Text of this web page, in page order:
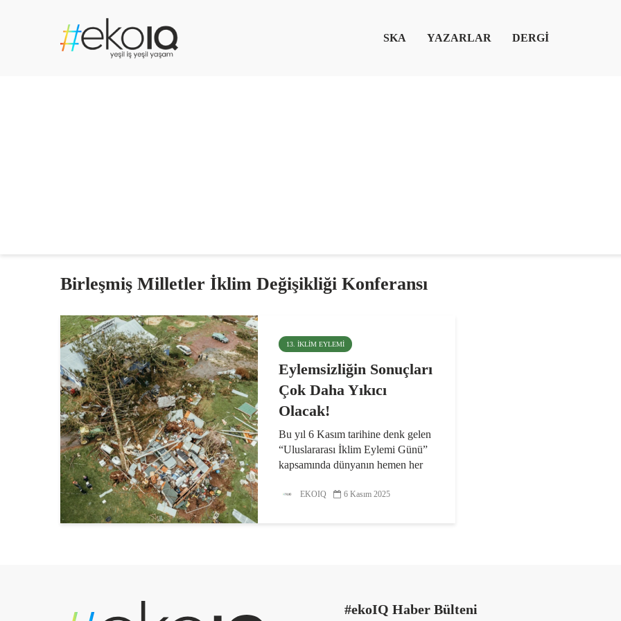
SKA YAZARLAR DERGİ
Birleşmiş Milletler İklim Değişikliği Konferansı
13. İKLIM EYLEMI
Eylemsizliğin Sonuçları
Çok Daha Yıkıcı
Olacak!
Bu yıl 6 Kasım tarihine denk gelen
“Uluslararası İklim Eylemi Günü”
kapsamında dünyanın hemen her
eyleme geçme çağrıları yapılacak.
EKOIQ 6 Kasım 2025
#ekoIQ Haber Bülteni